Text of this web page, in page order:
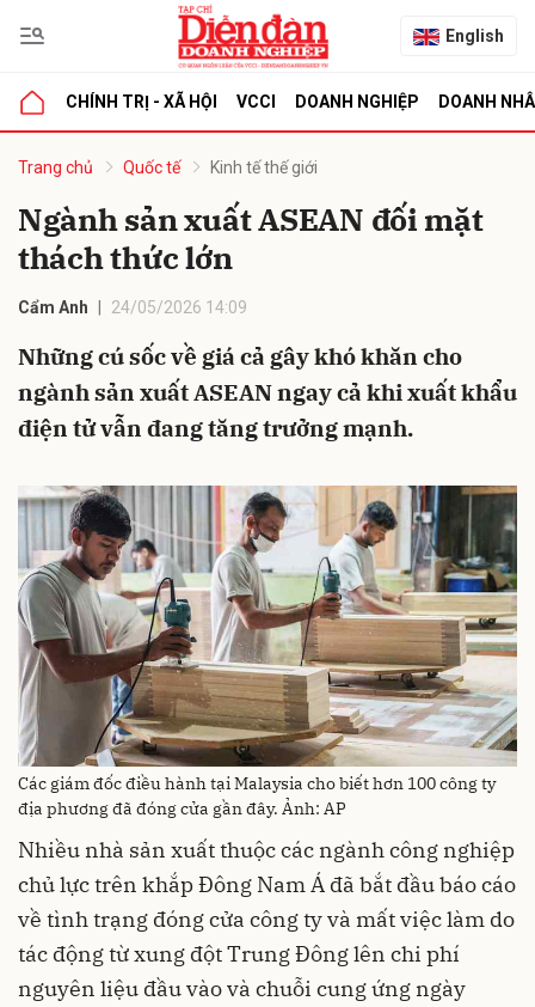
English
CHÍNH TRỊ - XÃ HỘI VCCI DOANH NGHIỆP DOANH
Trang chủ Quốc tế Kinh tế thế giới
Ngành sản xuất ASEAN đối mặt
thách thức lớn
Cẩm Anh 24/05/2026 14:09
Những cú sốc về giá cả gây khó khăn cho
ngành sản xuất ASEAN ngay cả khi xuất khẩu
điện tử vẫn đang tăng trưởng mạnh.
Các giám đốc điều hành tại Malaysia cho biết hơn 100 công ty
địa phương đã đóng cửa gần đây. Ảnh: AP
Nhiều nhà sản xuất thuộc các ngành công nghiệp
chủ lực trên khắp Đông Nam Á đã bắt đầu báo cáo
về tình trạng đóng cửa công ty và mất việc làm do
tác động từ xung đột Trung Đông lên chi phí
nguyên liệu đầu vào và chuỗi cung ứng ngày
luận
Hủy